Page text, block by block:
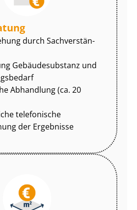
durch Sach­ver­stän­
Gebäudesubstanz und
Abhandlung (ca. 20
telefonische
der Ergebnisse